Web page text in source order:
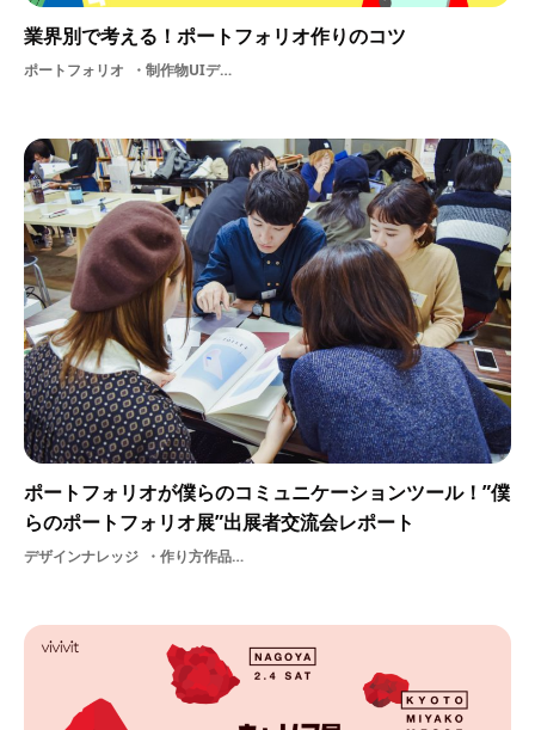
業界別で考える！ポートフォリオ作りのコツ
ポートフォリオ 制作物UIデザイン就活スケッチ業界別ポートフォリオ制作ポスター企業作品冊子
ポートフォリオが僕らのコミュニケーションツール！”僕
らのポートフォリオ展”出展者交流会レポート
デザインナレッジ 作り方作品冊子制作物勉強会大学生イベントレポート学生美大生学生団体美大DESIGN休日